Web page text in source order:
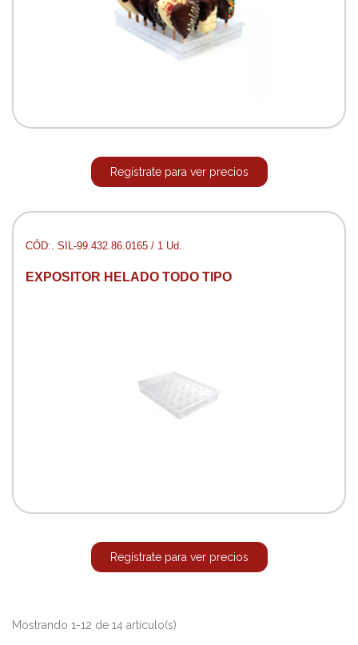
Regístrate para ver precios
CÓD:. SIL-99.432.86.0165 / 1 Ud.
EXPOSITOR HELADO TODO TIPO
Regístrate para ver precios
Mostrando 1-12 de 14 artículo(s)